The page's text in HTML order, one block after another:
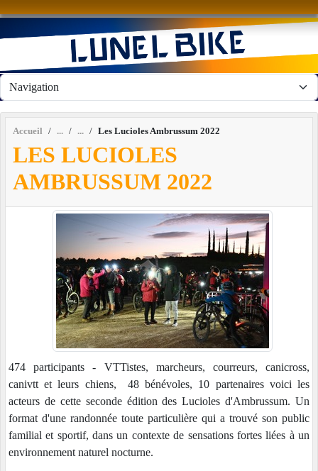
Accueil Les Lucioles Ambrussum 2022
LES LUCIOLES
AMBRUSSUM 2022
474 participants - VTTistes, marcheurs, courreurs, canicross,
canivtt et leurs chiens, 48 bénévoles, 10 partenaires voici les
acteurs de cette seconde édition des Lucioles d'Ambrussum. Un
format d'une randonnée toute particulière qui a trouvé son public
familial et sportif, dans un contexte de sensations fortes liées à un
environnement naturel nocturne.